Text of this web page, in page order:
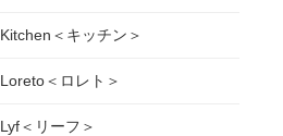
Kitchen＜キッチン＞
Loreto＜ロレト＞
Lyf＜リーフ＞